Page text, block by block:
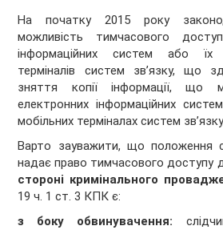
На початку 2015 року
можливість тимчасового
інформаційних систем або їх
терміналів систем зв’язку, що
зняття копії інформації, що
електронних інформаційних
мобільних терміналах систем
Варто зауважити, що положення
надає право тимчасового доступу
стороні кримінального
19 ч. 1 ст. 3 КПК є:
з боку обвинувачення: